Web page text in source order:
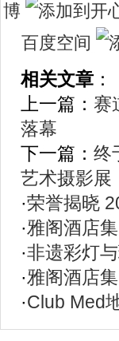
博
百度空间
相关文章 ：
上一篇： 赛
落幕
下一篇： 终
艺术摄影展
·荣誉揭晓
·雅阁酒店
·非遗彩灯
·雅阁酒店
·Club Med